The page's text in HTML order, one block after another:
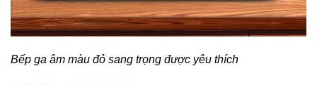
Bếp ga âm màu đỏ sang trọng được yêu thích